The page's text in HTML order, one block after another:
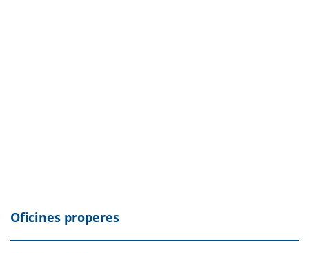
Oficines properes